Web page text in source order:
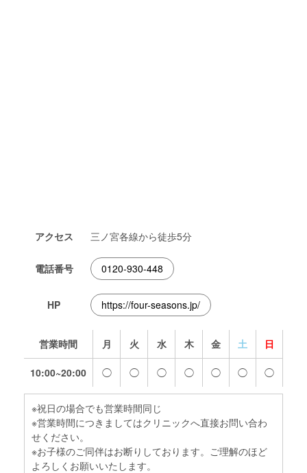
アクセス 三ノ宮各線から徒歩5分
電話番号 0120-930-448
HP https://four-seasons.jp/
営業時間 月 火 水 木 金 土 日
10:00~20:00 ◯ ◯ ◯ ◯ ◯ ◯ ◯
※祝日の場合でも営業時間同じ
※営業時間につきましてはクリニックへ直接お問い合わ
せください。
※お子様のご同伴はお断りしております。ご理解のほど
よろしくお願いいたします。